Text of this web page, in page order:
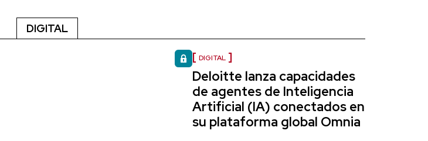
DIGITAL
DIGITAL
Deloitte lanza capacidades
de agentes de Inteligencia
Artificial (IA) conectados en
su plataforma global Omnia